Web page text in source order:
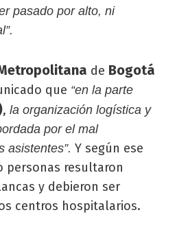
pasado por alto, ni
de Bogotá
que “en la parte
, la organización logística y
por el mal
asistentes”. Y según ese
personas resultaron
y debieron ser
centros hospitalarios.